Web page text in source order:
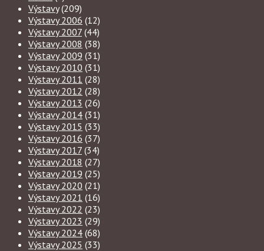
Výstavy(209)
Výstavy 2006 (12)
Výstavy 2007 (44)
Výstavy 2008 (38)
Výstavy 2009 (31)
Výstavy 2010 (31)
Výstavy 2011 (28)
Výstavy 2012 (28)
Výstavy 2013 (26)
Výstavy 2014 (31)
Výstavy 2015 (33)
Výstavy 2016 (37)
Výstavy 2017 (34)
Výstavy 2018 (27)
Výstavy 2019 (25)
Výstavy 2020 (21)
Výstavy 2021 (16)
Výstavy 2022 (23)
Výstavy 2023 (29)
Výstavy 2024 (68)
Výstavy 2025 (33)